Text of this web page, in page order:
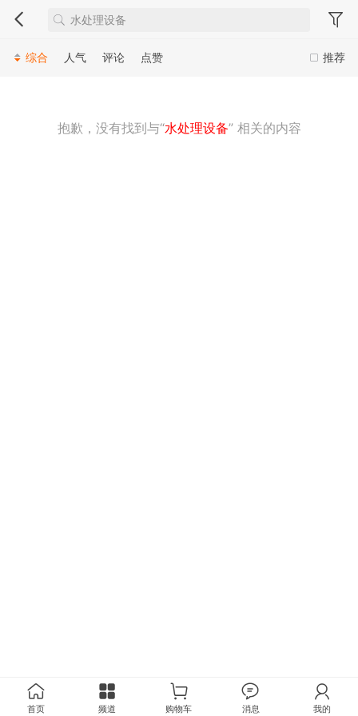
推荐
综合 人气 评论 点赞
抱歉，没有找到与“水处理设备” 相关的内容
首页 频道 购物车 消息 我的